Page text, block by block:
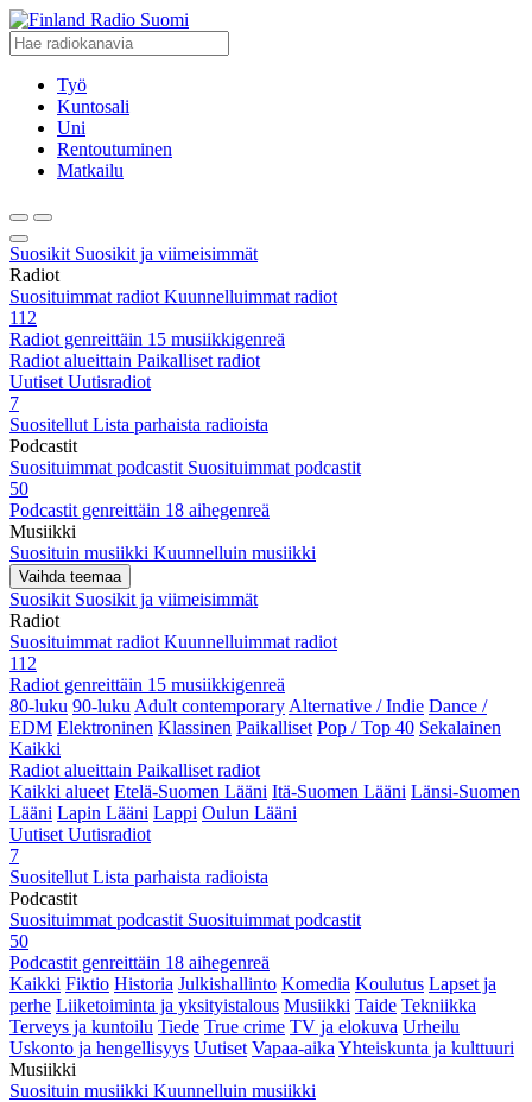
Radio Suomi
Työ
Kuntosali
Uni
Rentoutuminen
Matkailu
Suosikit Suosikit ja viimeisimmät
Radiot
Suosituimmat radiot Kuunnelluimmat radiot
112
Radiot genreittäin 15 musiikkigenreä
Radiot alueittain Paikalliset radiot
Uutiset Uutisradiot
7
Suositellut Lista parhaista radioista
Podcastit
Suosituimmat podcastit Suosituimmat podcastit
50
Podcastit genreittäin 18 aihegenreä
Musiikki
Suosituin musiikki Kuunnelluin musiikki
Vaihda teemaa
Suosikit Suosikit ja viimeisimmät
Radiot
Suosituimmat radiot Kuunnelluimmat radiot
112
Radiot genreittäin 15 musiikkigenreä
80-luku 90-luku Adult contemporary Alternative / Indie Dance /
EDM Elektroninen Klassinen Paikalliset Pop / Top 40 Sekalainen
Kaikki
Radiot alueittain Paikalliset radiot
Kaikki alueet Etelä-Suomen Lääni Itä-Suomen Lääni Länsi-Suomen
Lääni Lapin Lääni Lappi Oulun Lääni
Uutiset Uutisradiot
7
Suositellut Lista parhaista radioista
Podcastit
Suosituimmat podcastit Suosituimmat podcastit
50
Podcastit genreittäin 18 aihegenreä
Kaikki Fiktio Historia Julkishallinto Komedia Koulutus Lapset ja
perhe Liiketoiminta ja yksityistalous Musiikki Taide Tekniikka
Terveys ja kuntoilu Tiede True crime TV ja elokuva Urheilu
Uskonto ja hengellisyys Uutiset Vapaa-aika Yhteiskunta ja kulttuuri
Musiikki
Suosituin musiikki Kuunnelluin musiikki